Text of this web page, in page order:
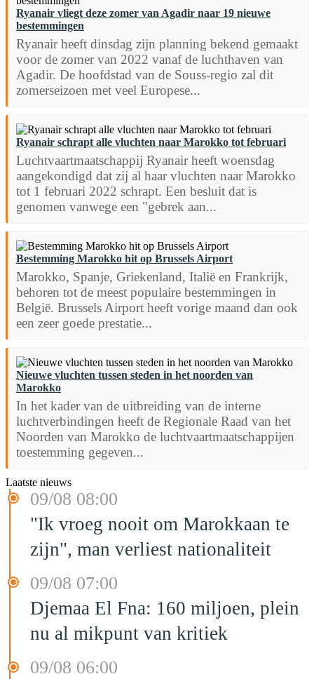
Ryanair vliegt deze zomer van Agadir naar 19 nieuwe
bestemmingen
Ryanair heeft dinsdag zijn planning bekend gemaakt
voor de zomer van 2022 vanaf de luchthaven van
Agadir. De hoofdstad van de Souss-regio zal dit
zomerseizoen met veel Europese...
Ryanair schrapt alle vluchten naar Marokko tot februari
Luchtvaartmaatschappij Ryanair heeft woensdag
aangekondigd dat zij al haar vluchten naar Marokko
tot 1 februari 2022 schrapt. Een besluit dat is
genomen vanwege een "gebrek aan...
Bestemming Marokko hit op Brussels Airport
Marokko, Spanje, Griekenland, Italië en Frankrijk,
behoren tot de meest populaire bestemmingen in
België. Brussels Airport heeft vorige maand dan ook
een zeer goede prestatie...
Nieuwe vluchten tussen steden in het noorden van
Marokko
In het kader van de uitbreiding van de interne
luchtverbindingen heeft de Regionale Raad van het
Noorden van Marokko de luchtvaartmaatschappijen
toestemming gegeven...
Laatste nieuws
09/08 08:00
"Ik vroeg nooit om Marokkaan te
zijn", man verliest nationaliteit
09/08 07:00
Djemaa El Fna: 160 miljoen, plein
nu al mikpunt van kritiek
09/08 06:00